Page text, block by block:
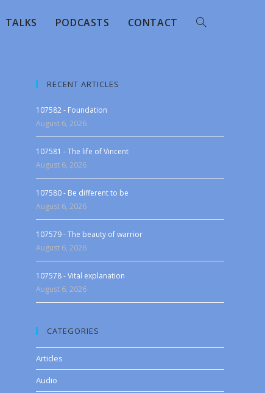
TALKS PODCASTS CONTACT
RECENT ARTICLES
107582 - Foundation
August 6, 2026
107581 - The life of Vincent
August 6, 2026
107580 - Be different to be
August 6, 2026
107579 - The beauty of warrior
August 6, 2026
107578 - Vital explanation
August 6, 2026
CATEGORIES
Articles
Audio